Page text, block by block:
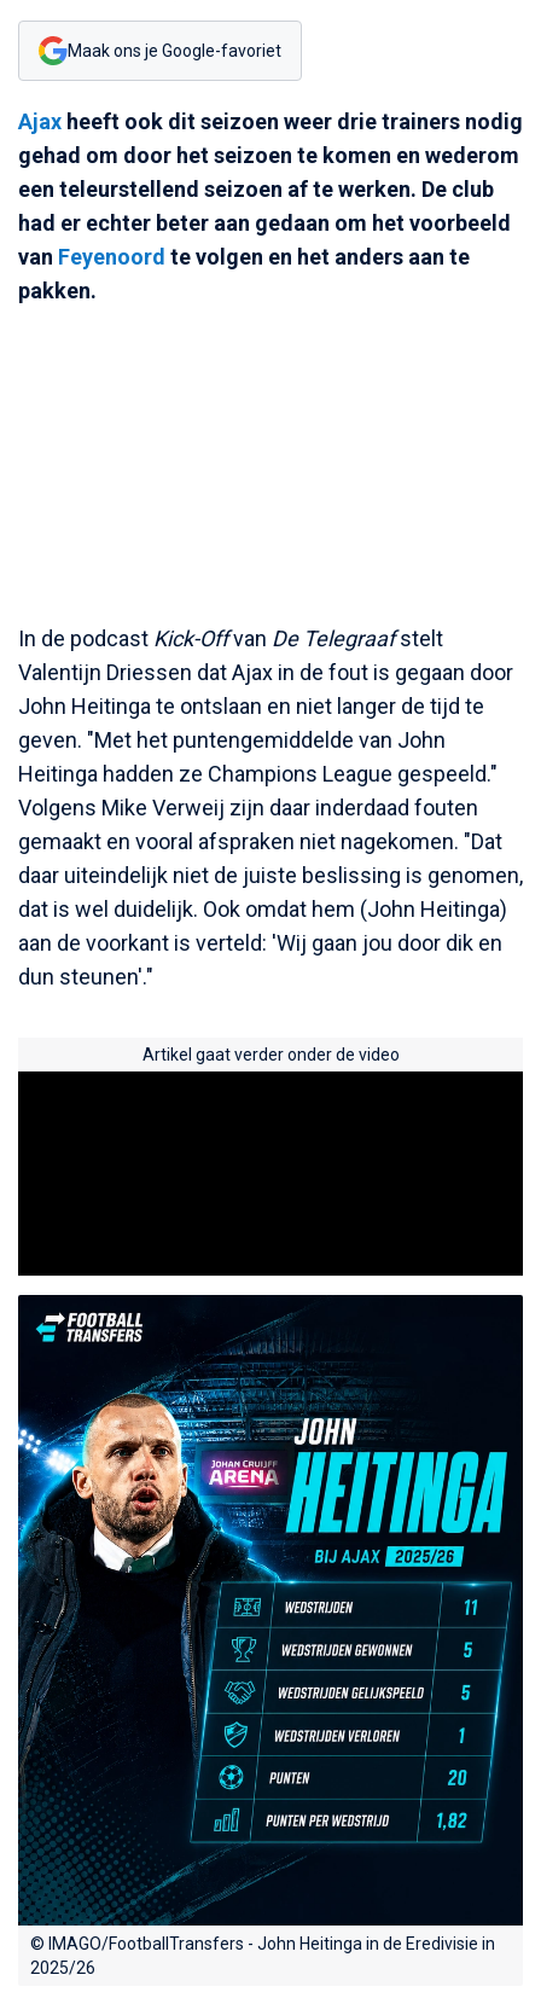
Maak ons je Google-favoriet
Ajax heeft ook dit seizoen weer drie trainers nodig
gehad om door het seizoen te komen en wederom
een teleurstellend seizoen af te werken. De club
had er echter beter aan gedaan om het voorbeeld
van Feyenoord te volgen en het anders aan te
pakken.
In de podcast Kick-Offvan De Telegraafstelt
Valentijn Driessen dat Ajax in de fout is gegaan door
John Heitinga te ontslaan en niet langer de tijd te
geven. "Met het puntengemiddelde van John
Heitinga hadden ze Champions League gespeeld."
Volgens Mike Verweij zijn daar inderdaad fouten
gemaakt en vooral afspraken niet nagekomen. "Dat
daar uiteindelijk niet de juiste beslissing is genomen,
dat is wel duidelijk. Ook omdat hem (John Heitinga)
aan de voorkant is verteld: 'Wij gaan jou door dik en
dun steunen'."
Artikel gaat verder onder de video
© IMAGO/FootballTransfers - John Heitinga in de Eredivisie in
2025/26